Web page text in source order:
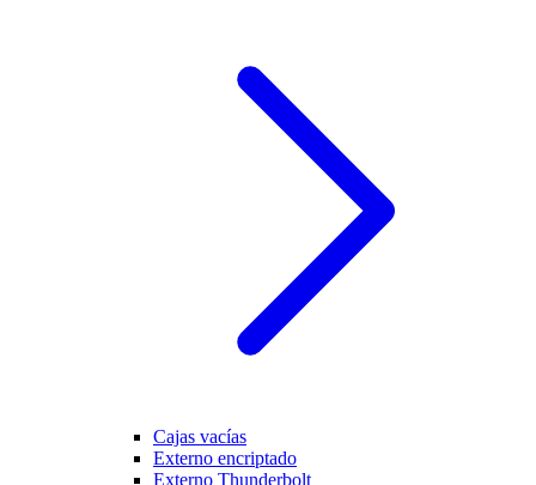
Cajas vacías
Externo encriptado
Externo Thunderbolt